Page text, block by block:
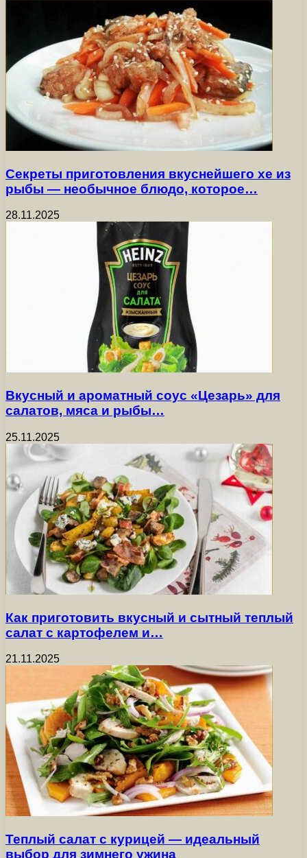
Секреты приготовления вкуснейшего хе из
рыбы — необычное блюдо, которое…
28.11.2025
Вкусный и ароматный соус «Цезарь» для
салатов, мяса и рыбы…
25.11.2025
Как приготовить вкусный и сытный теплый
салат с картофелем и…
21.11.2025
Теплый салат с курицей — идеальный
выбор для зимнего ужина